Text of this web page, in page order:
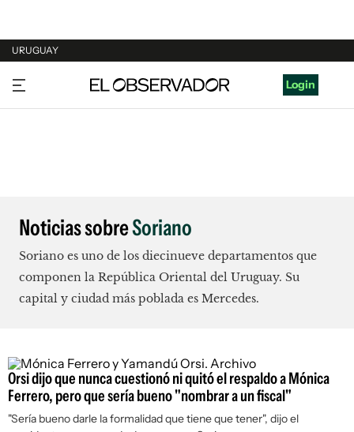
URUGUAY
URUGUAY
ARGENTINA
Login
Noticias sobreSoriano
Soriano es uno de los diecinueve departamentos que
componen la República Oriental del Uruguay. Su
capital y ciudad más poblada es Mercedes.
Orsi dijo que nunca cuestionó ni quitó el respaldo a Mónica
Ferrero, pero que sería bueno "nombrar a un fiscal"
"Sería bueno darle la formalidad que tiene que tener", dijo el